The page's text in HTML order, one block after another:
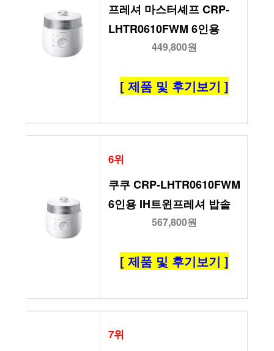
프레셔 마스터셰프 CRP-
LHTR0610FWM 6인용
449,800원
[ 제품 및 후기보기 ]
6위
쿠쿠 CRP-LHTR0610FWM
6인용 IH트윈프레셔 밥솥
567,800원
[ 제품 및 후기보기 ]
7위